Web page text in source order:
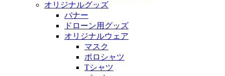
オリジナルグッズ
バナー
ドローン用グッズ
オリジナルウェア
マスク
ポロシャツ
Tシャツ